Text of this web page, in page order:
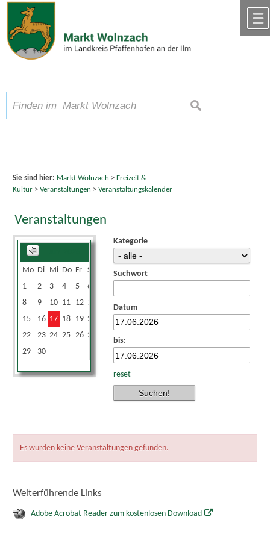
Zum Inhalt,zur Navigation
Schriftgröße A A A suchen
Sie sind hier: Markt Wolnzach > Freizeit &
Kultur> Veranstaltungen > Veranstaltungskalender
Veranstaltungen
Mo Di Mi Do Fr Sa
1
2 3 4 5 6
8
9 10 11 12 13
15
16 17 18 19 20
22
23 24 25 26 27
29
30
Kategorie
Suchwort
Datum
bis:
reset
Es wurden keine Veranstaltungen gefunden.
Weiterführende Links
Adobe Acrobat Reader zum kostenlosen Download